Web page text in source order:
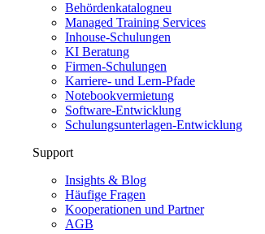
Behördenkatalogneu
Managed Training Services
Inhouse-Schulungen
KI Beratung
Firmen-Schulungen
Karriere- und Lern-Pfade
Notebookvermietung
Software-Entwicklung
Schulungsunterlagen-Entwicklung
Support
Insights & Blog
Häufige Fragen
Kooperationen und Partner
AGB